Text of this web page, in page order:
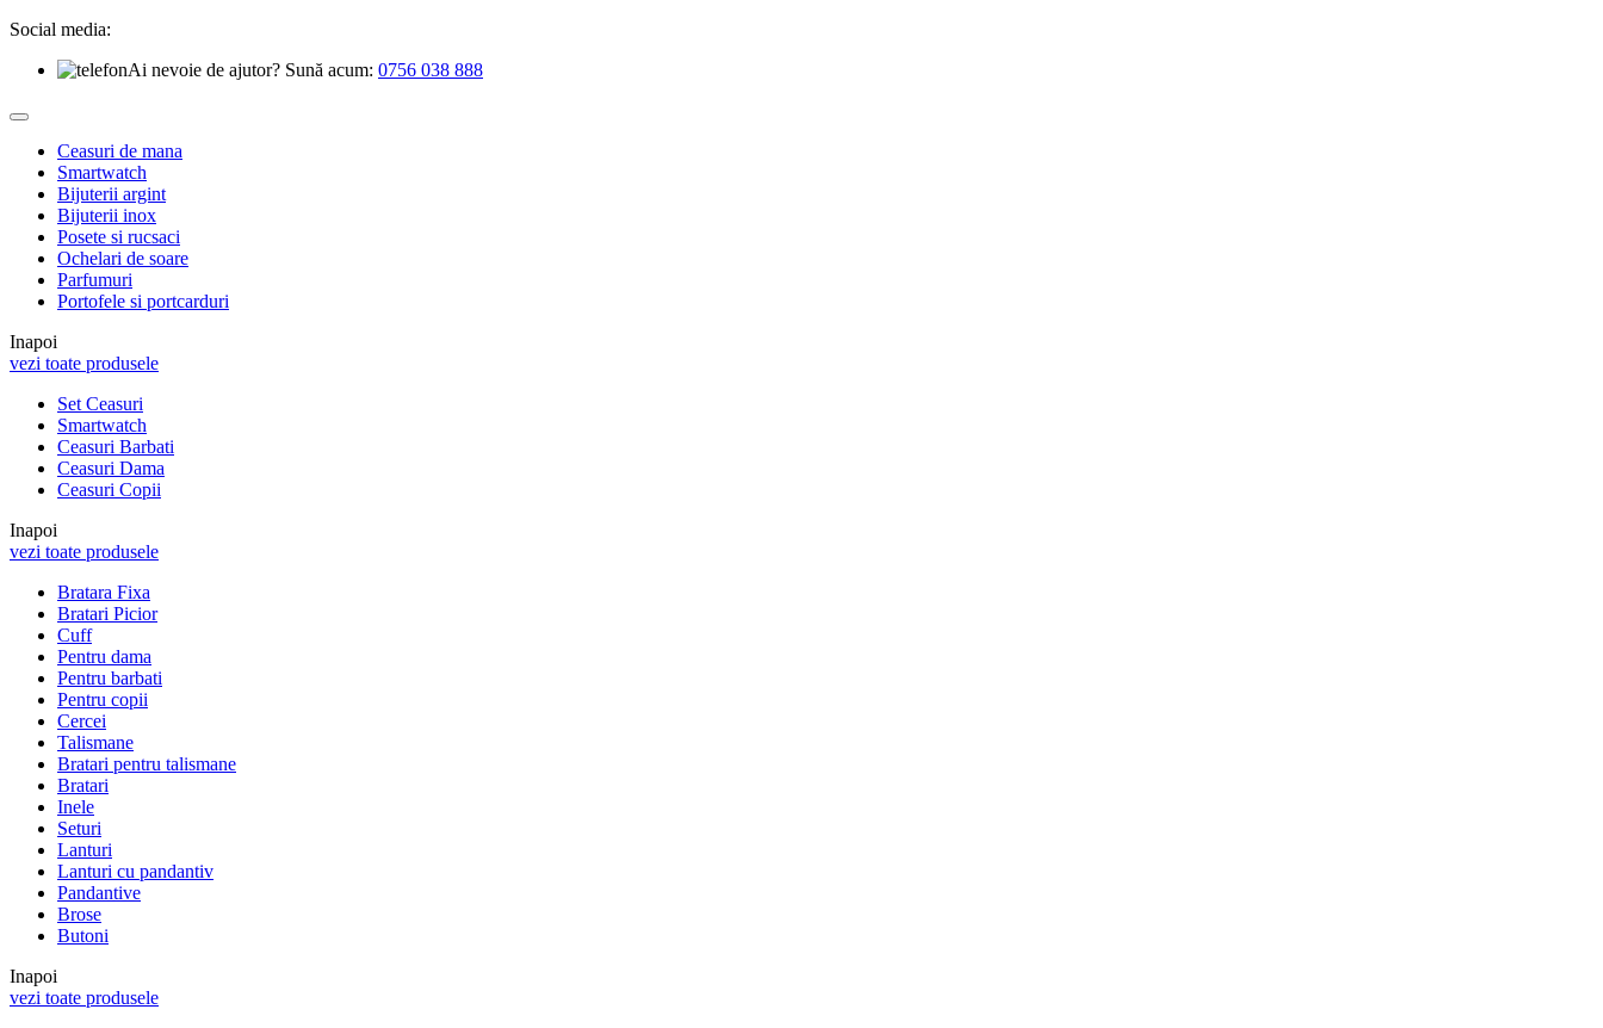
Social media:
Ai nevoie de ajutor? Sună acum: 0756 038 888
Ceasuri de mana
Smartwatch
Bijuterii argint
Bijuterii inox
Posete si rucsaci
Ochelari de soare
Parfumuri
Portofele si portcarduri
Inapoi
vezi toate produsele
Set Ceasuri
Smartwatch
Ceasuri Barbati
Ceasuri Dama
Ceasuri Copii
Inapoi
vezi toate produsele
Bratara Fixa
Bratari Picior
Cuff
Pentru dama
Pentru barbati
Pentru copii
Cercei
Talismane
Bratari pentru talismane
Bratari
Inele
Seturi
Lanturi
Lanturi cu pandantiv
Pandantive
Brose
Butoni
Inapoi
vezi toate produsele